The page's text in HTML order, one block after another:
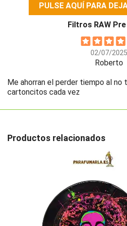
PULSE AQUÍ PARA
Filtros RAW
02/07/2025
Roberto
Me ahorran el perder tiempo al no
cartoncitos cada vez
Productos relacionados